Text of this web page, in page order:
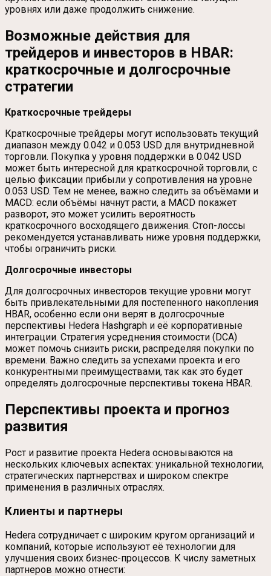
уровнях или даже продолжить снижение.
Возможные действия для
трейдеров и инвесторов в HBAR:
краткосрочные и долгосрочные
стратегии
Краткосрочные трейдеры
Краткосрочные трейдеры могут использовать текущий
диапазон между 0.042 и 0.053 USD для внутридневной
торговли. Покупка у уровня поддержки в 0.042 USD
может быть интересной для краткосрочной торговли, с
целью фиксации прибыли у сопротивления на уровне
0.053 USD. Тем не менее, важно следить за объёмами и
MACD: если объёмы начнут расти, а MACD покажет
разворот, это может усилить вероятность
краткосрочного восходящего движения. Стоп-лоссы
рекомендуется устанавливать ниже уровня поддержки,
чтобы ограничить риски.
Долгосрочные инвесторы
Для долгосрочных инвесторов текущие уровни могут
быть привлекательными для постепенного накопления
HBAR, особенно если они верят в долгосрочные
перспективы Hedera Hashgraph и её корпоративные
интеграции. Стратегия усреднения стоимости (DCA)
может помочь снизить риски, распределяя покупки по
времени. Важно следить за успехами проекта и его
конкурентными преимуществами, так как это будет
определять долгосрочные перспективы токена HBAR.
Перспективы проекта и прогноз
развития
Рост и развитие проекта Hedera основываются на
нескольких ключевых аспектах: уникальной технологии,
стратегических партнерствах и широком спектре
применения в различных отраслях.
Клиенты и партнеры
Hedera сотрудничает с широким кругом организаций и
компаний, которые используют её технологии для
улучшения своих бизнес-процессов. К числу заметных
партнеров можно отнести: